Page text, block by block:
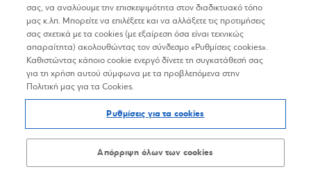
Βρίσκω τα καταστήματα
K MICHAILIDIS & SIA OE
Ηλεκτρικά και ηλεκτρονικά
214,4χλμ. Οδηγίες
1%
Καλουτά 87, 82131, Χίος
σας, να αναλύουμε την επισκεψιμότητα στον διαδικτυακό τόπο
μας κ.λπ. Μπορείτε να επιλέξετε και να αλλάξετε τις προτιμήσεις
σας σχετικά με τα cookies (με εξαίρεση όσα είναι τεχνικώς
απαραίτητα) ακολουθώντας τον σύνδεσμο «Ρυθμίσεις cookies».
Καθιστώντας κάποιο cookie ενεργό δίνετε τη συγκατάθεσή σας
για τη χρήση αυτού σύμφωνα με τα προβλεπόμενα στην
Πολιτική μας για τα Cookies.
Ρυθμίσεις για τα cookies
Απόρριψη όλων των cookies